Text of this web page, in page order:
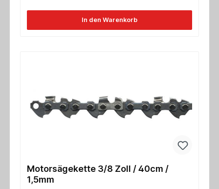
In den Warenkorb
Motorsägekette 3/8 Zoll / 40cm /
1,5mm